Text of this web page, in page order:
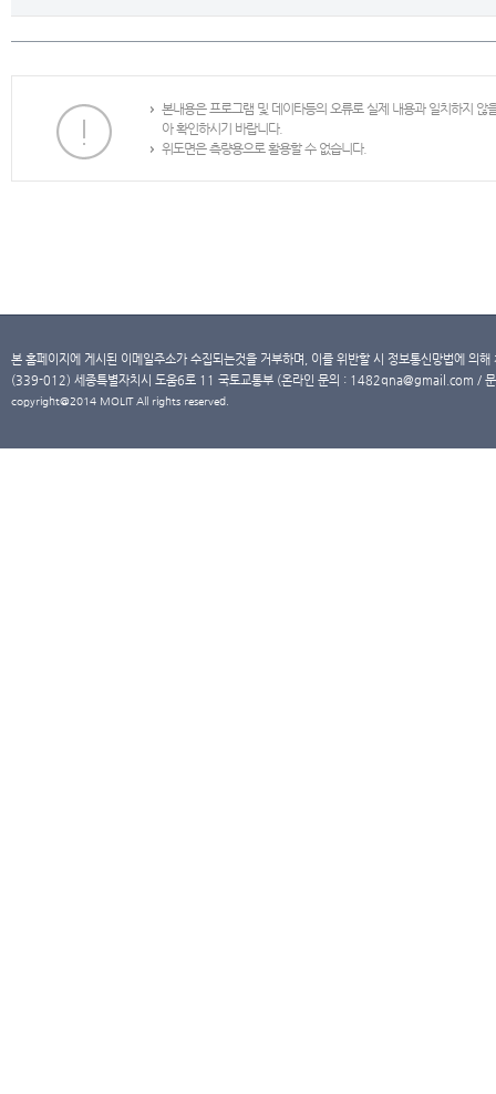
본내용은 프로그램 및 데이타등의 오류로 실제 내용과 일치하지
아 확인하시기 바랍니다.
위도면은 측량용으로 활용할 수 없습니다.
본 홈페이지에 게시된 이메일주소가 수집되는것을 거부하며, 이를 위반할 시 정보통신망법에 의
(339-012) 세종특별자치시 도움6로 11 국토교통부 (온라인 문의 : 1482qna@gmail.com /
copyright@2014 MOLIT All rights reserved.